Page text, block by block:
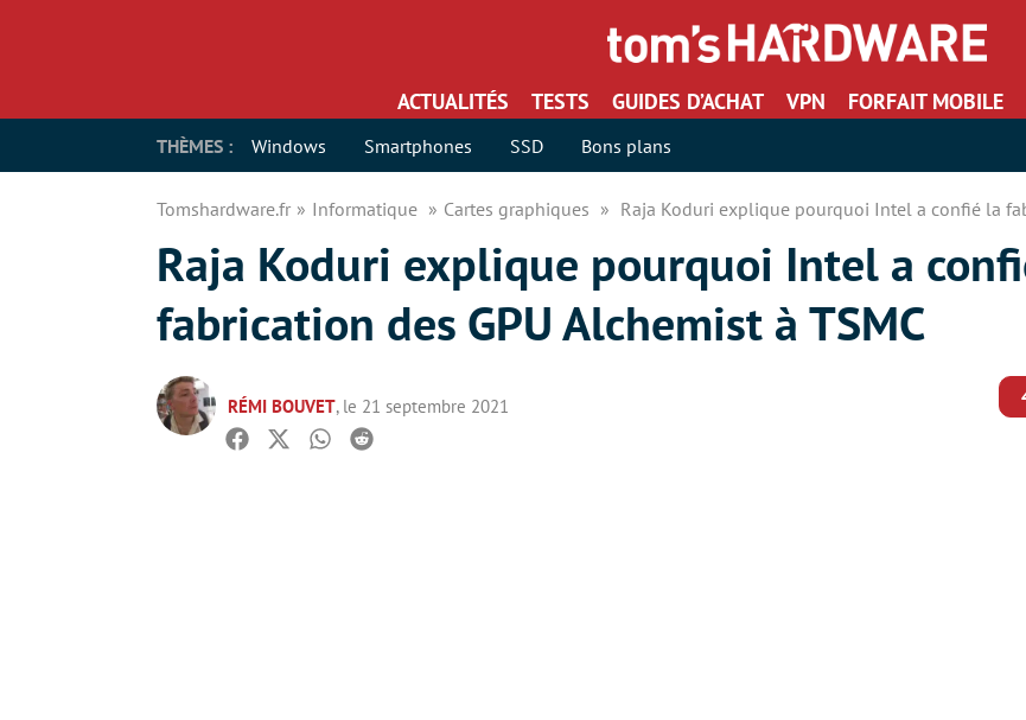
ACTUALITÉS TESTS GUIDES D’ACHAT VPN FORFAIT MOBILE
THÈMES : Windows Smartphones SSD Bons plans
Tomshardware.fr Informatique Cartes graphiques Raja Koduri explique pourquoi Intel a confié la
Raja Koduri explique pourquoi Intel a
fabrication des GPU Alchemist à TSMC
RÉMI BOUVET, le 21 septembre 2021
Facebook
TwitterWhatsapp
Reddit